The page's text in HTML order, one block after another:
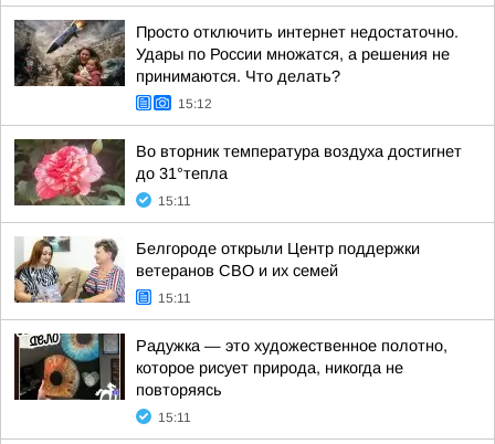
Просто отключить интернет недостаточно.
Удары по России множатся, а решения не
принимаются. Что делать?
15:12
Во вторник температура воздуха достигнет
до 31°тепла
15:11
Белгороде открыли Центр поддержки
ветеранов СВО и их семей
15:11
Радужка — это художественное полотно,
которое рисует природа, никогда не
повторяясь
15:11